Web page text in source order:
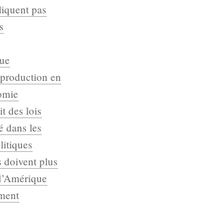
pas
en
des lois
dans les
doivent plus